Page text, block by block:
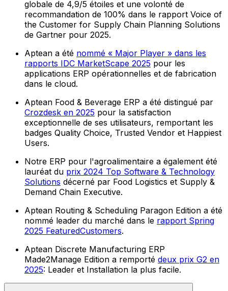
globale de 4,9/5 étoiles et une volonté de
recommandation de 100% dans le rapport Voice of
the Customer for Supply Chain Planning Solutions
de Gartner pour 2025.
Aptean a été nommé « Major Player » dans les
rapports IDC MarketScape 2025 pour les
applications ERP opérationnelles et de fabrication
dans le cloud.
Aptean Food & Beverage ERP a été distingué par
Crozdesk en 2025 pour la satisfaction
exceptionnelle de ses utilisateurs, remportant les
badges Quality Choice, Trusted Vendor et Happiest
Users.
Notre ERP pour l'agroalimentaire a également été
lauréat du prix 2024 Top Software & Technology
Solutions décerné par Food Logistics et Supply &
Demand Chain Executive.
Aptean Routing & Scheduling Paragon Edition a été
nommé leader du marché dans le rapport Spring
2025 FeaturedCustomers.
Aptean Discrete Manufacturing ERP
Made2Manage Edition a remporté deux prix G2 en
2025: Leader et Installation la plus facile.